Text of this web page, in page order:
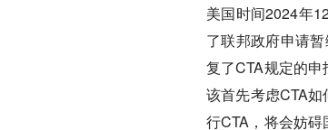
美国时间2024年
了联邦政府申请
复了CTA规定的
该首先考虑CTA
行CTA，将会妨